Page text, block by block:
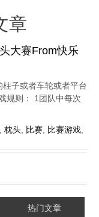
章
大赛From快乐
子或者车轮或者平台
规则： 1团队中每次
枕头 比赛 比赛游戏
热门文章